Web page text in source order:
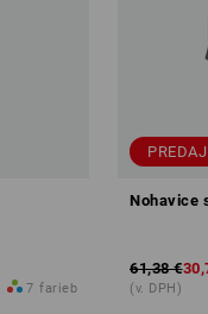
7 farieb
Nohavice
61,38 €
(v. DPH)